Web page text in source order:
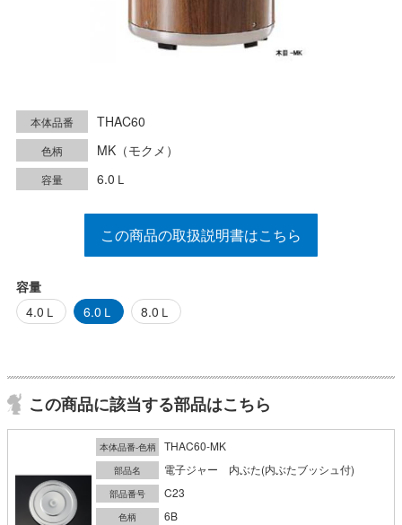
本体品番 THAC60
色柄 MK（モクメ）
容量 6.0Ｌ
この商品の取扱説明書はこちら
容量
4.0Ｌ
6.0Ｌ 8.0Ｌ
この商品に該当する部品はこちら
本体品番-色柄 THAC60-MK
部品名 電子ジャー 内ぶた(内ぶたブッシュ付)
部品番号 C23
色柄 6B